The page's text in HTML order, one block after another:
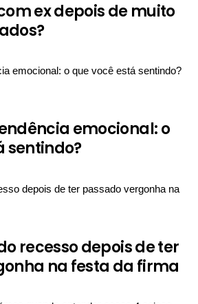
ex depois de muito
emocional: o
sentindo?
recesso depois de ter
na festa da firma